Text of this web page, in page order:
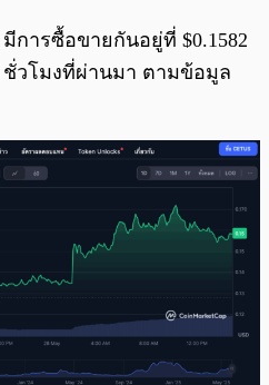
การซื้อขายกันอยู่ที่ $0.1582
ชั่วโมงที่ผ่านมา ตามข้อมูล